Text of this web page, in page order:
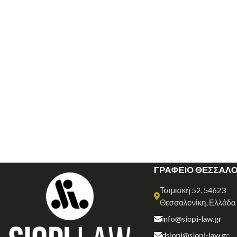
ΓΡΑΦΕΙΟ
Τσιμισκή 52, 54623
Θεσσαλονίκη, Ελλάδα
info@siopi-law.gr
dsiopi@siopi-law.gr